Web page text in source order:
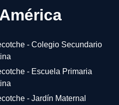
- Colegio Secundario
- Escuela Primaria
- Jardín Maternal